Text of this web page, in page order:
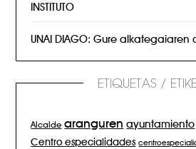
INSTITUTO
UNAI DIAGO: Gure alkategaiaren
ETIQUETAS /
Alcalde aranguren ayuntamiento
Centro especialidades